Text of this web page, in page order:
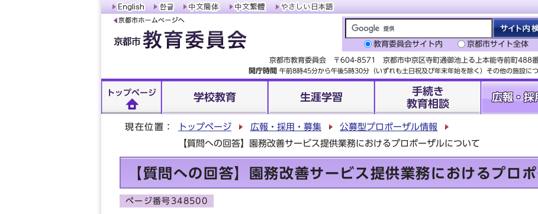
教育委員会サイト内 京都市サイト全体
京都市教育委員会 〒604-8571 京都市中京区寺町通御池上る上本能寺前町488
開庁時間 午前8時45分から午後5時30分（いずれも土日祝及び年末年始を除く）その他の施設に
トップページ 学校教育 生涯学習
手続き
教育相談
広報・採
現在位置： トップページ 広報・採用・募集
公募型プロポーザル情報
【質問への回答】園務改善サービス提供業務におけるプロポーザルについて
【質問への回答】園務改善サービス提供業務におけるプロ
ページ番号348500